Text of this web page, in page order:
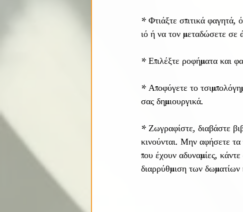
* Φτιάξτε σπιτικά φαγητά,
ιό ή να τον μεταδώσετε σε
* Επιλέξτε ροφήματα και
* Αποφύγετε το
σας δημιουργικά.
* Ζωγραφίστε, διαβάστε
κινούνται. Μην αφήσετε
που έχουν αδυναμίες, κάντε
διαρρύθμιση των δωματίων